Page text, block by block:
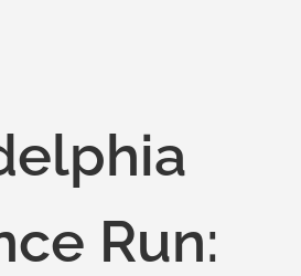
Run: